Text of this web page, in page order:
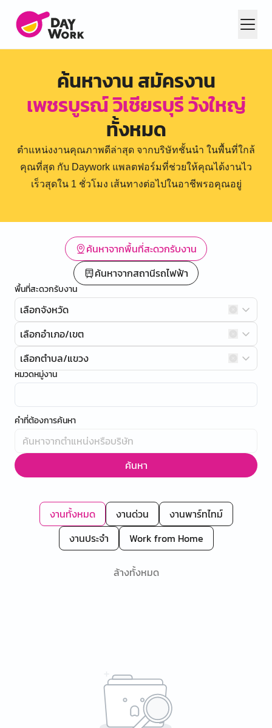
ค้นหางาน สมัครงาน
เพชรบูรณ์ วิเชียรบุรี วังใหญ่
ทั้งหมด
ตำแหน่งงานคุณภาพดีล่าสุด จากบริษัทชั้นนำ ในพื้นที่ใกล้
คุณที่สุด กับ Daywork แพลตฟอร์มที่ช่วยให้คุณได้งานไว
เร็วสุดใน 1 ชั่วโมง เส้นทางต่อไปในอาชีพรอคุณอยู่
ค้นหาจากพื้นที่สะดวกรับงาน
ค้นหาจากสถานีรถไฟฟ้า
พื้นที่สะดวกรับงาน
เลือกจังหวัด
เลือกอำเภอ/เขต
เลือกตำบล/แขวง
หมวดหมู่งาน
คำที่ต้องการค้นหา
ค้นหา
งานทั้งหมด งานด่วน
งานพาร์ทไทม์
งานประจำ
Work from Home
ล้างทั้งหมด